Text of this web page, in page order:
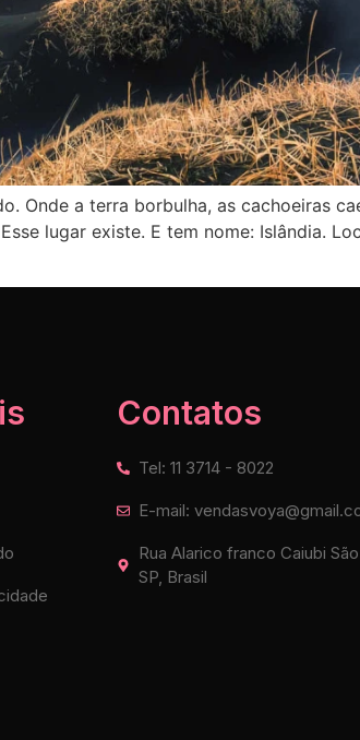
Onde a terra borbulha, as cachoeiras
lugar existe. E tem nome: Islândia.
Contatos
Tel: 11 3714 - 8022
E-mail:
Rua Alarico franco Caiubi São
SP, Brasil